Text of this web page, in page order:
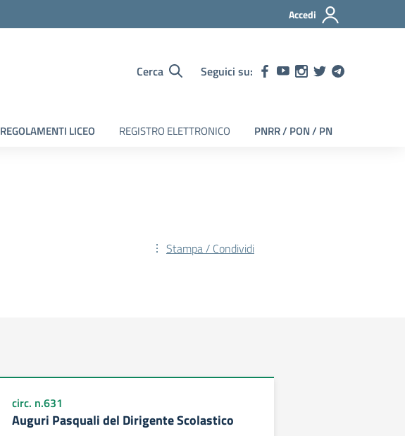
Accedi
Cerca Seguici su:
REGOLAMENTI LICEO REGISTRO ELETTRONICO PNRR / PON / PN
Stampa / Condividi
circ. n.631
Auguri Pasquali del Dirigente Scolastico